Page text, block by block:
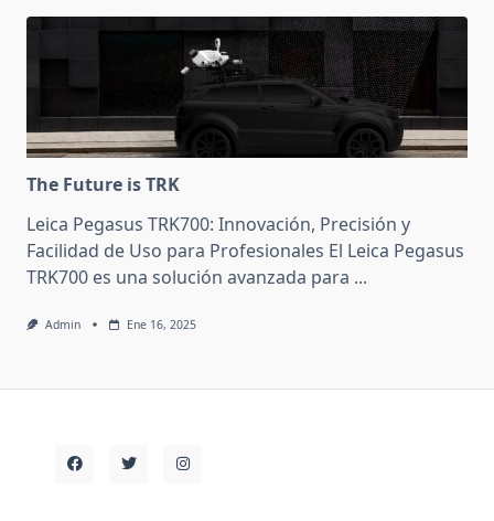
The Future is TRK
Leica Pegasus TRK700: Innovación, Precisión y
Facilidad de Uso para Profesionales El Leica Pegasus
TRK700 es una solución avanzada para ...
Admin Ene 16, 2025